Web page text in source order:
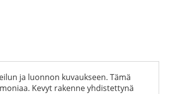
ja luonnon kuvaukseen. Tämä
Kevyt rakenne yhdistettynä